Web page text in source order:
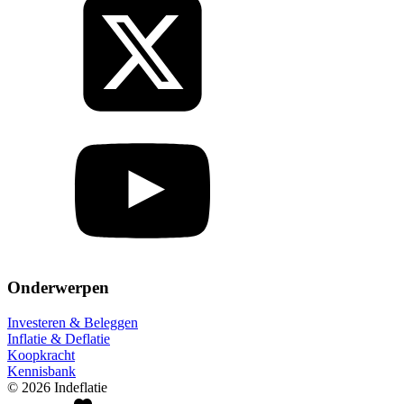
Onderwerpen
Investeren & Beleggen
Inflatie & Deflatie
Koopkracht
Kennisbank
© 2026 Indeflatie